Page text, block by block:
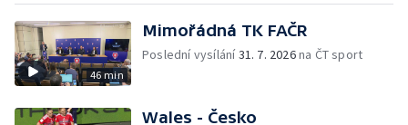
46 min
Mimořádná TK FAČR
Poslední vysílání31. 7. 2026na ČT sport
Wales - Česko